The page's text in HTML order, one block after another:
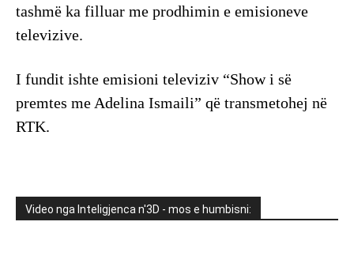
tashmë ka filluar me prodhimin e emisioneve
televizive.
I fundit ishte emisioni televiziv “Show i së
premtes me Adelina Ismaili” që transmetohej në
RTK.
Video nga Inteligjenca n'3D - mos e humbisni: